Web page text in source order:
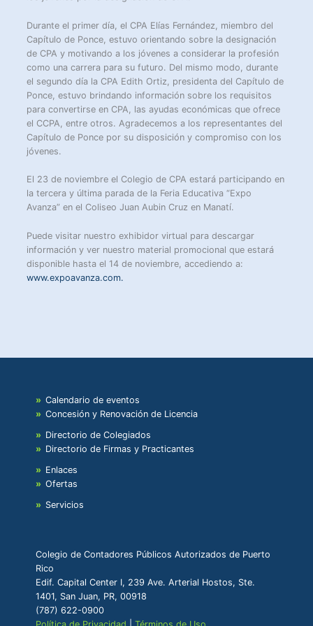
Durante el primer día, el CPA Elías Fernández, miembro del
Capítulo de Ponce, estuvo orientando sobre la designación
de CPA y motivando a los jóvenes a considerar la profesión
como una carrera para su futuro. Del mismo modo, durante
el segundo día la CPA Edith Ortiz, presidenta del Capítulo de
Ponce, estuvo brindando información sobre los requisitos
para convertirse en CPA, las ayudas económicas que ofrece
el CCPA, entre otros. Agradecemos a los representantes del
Capítulo de Ponce por su disposición y compromiso con los
jóvenes.
El 23 de noviembre el Colegio de CPA estará participando en
la tercera y última parada de la Feria Educativa “Expo
Avanza” en el Coliseo Juan Aubin Cruz en Manatí.
Puede visitar nuestro exhibidor virtual para descargar
información y ver nuestro material promocional que estará
disponible hasta el 14 de noviembre, accediendo a:
www.expoavanza.com.
Calendario de eventos
Concesión y Renovación de Licencia
Directorio de Colegiados
Directorio de Firmas y Practicantes
Enlaces
Ofertas
Servicios
Colegio de Contadores Públicos Autorizados de Puerto
Rico
Edif. Capital Center I, 239 Ave. Arterial Hostos, Ste.
1401, San Juan, PR, 00918
(787) 622-0900